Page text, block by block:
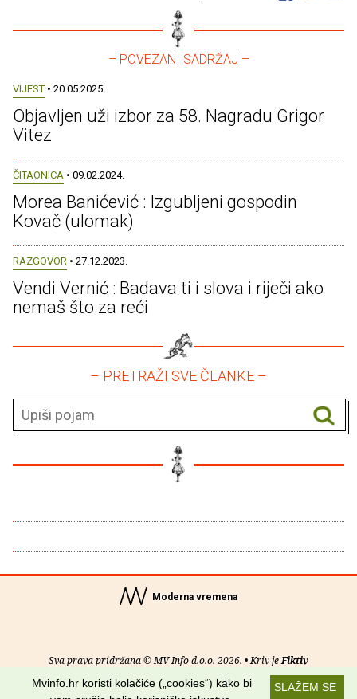
– POVEZANI SADRŽAJ –
VIJEST • 20.05.2025.
Objavljen uži izbor za 58. Nagradu Grigor
Vitez
ČITAONICA • 09.02.2024.
Morea Banićević : Izgubljeni gospodin
Kovač (ulomak)
RAZGOVOR • 27.12.2023.
Vendi Vernić : Badava ti i slova i riječi ako
nemaš što za reći
– PRETRAŽI SVE ČLANKE –
Moderna vremena
Sva prava pridržana © MV Info d.o.o. 2026. • Kriv jeFiktiv
Uvjeti korištenja RSS kanaliSLAŽEM SE
Mvinfo.hr koristi kolačiće („cookies“) kako bi